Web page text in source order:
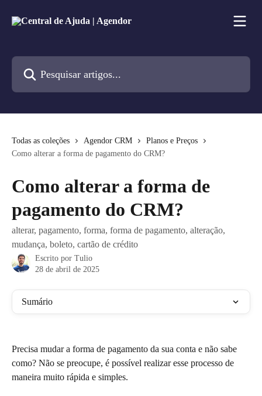
Todas as coleções Agendor CRM
Planos e Preços
Como alterar a forma de pagamento do CRM?
Como alterar a forma de
pagamento do CRM?
alterar, pagamento, forma, forma de pagamento, alteração,
mudança, boleto, cartão de crédito
Escrito por Tulio
28 de abril de 2025
Sumário
Precisa mudar a forma de pagamento da sua conta e não sabe
como? Não se preocupe, é possível realizar esse processo de
maneira muito rápida e simples.